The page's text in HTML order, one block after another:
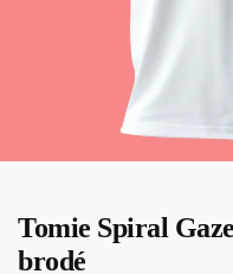
Tomie Spiral
brodé